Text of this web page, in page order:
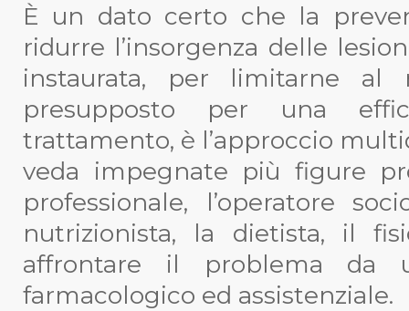
È un dato certo che la
ridurre l’insorgenza delle
instaurata, per limitarne al
presupposto per una
trattamento, è l’approccio
veda impegnate più figure
professionale, l’operatore
nutrizionista, la dietista, il
affrontare il problema da
farmacologico ed assistenziale.